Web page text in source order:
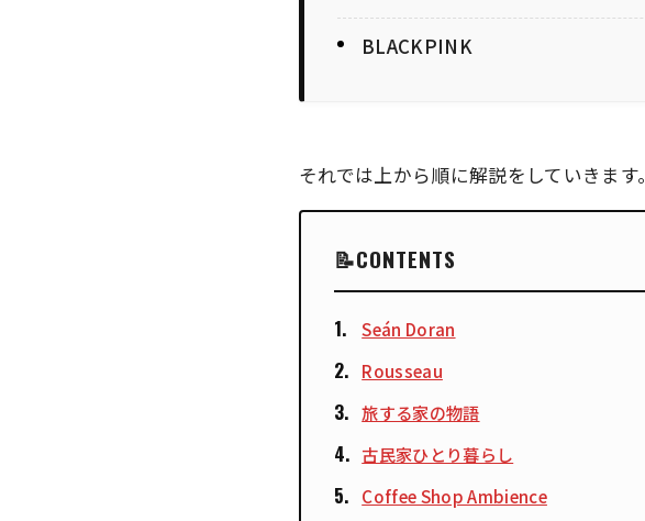
BLACKPINK
それでは上から順に解説をしていきます。
CONTENTS
Seán Doran
Rousseau
旅する家の物語
古民家ひとり暮らし
Coffee Shop Ambience